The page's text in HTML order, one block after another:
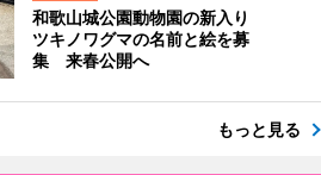
和歌山城公園動物園の新入り
ツキノワグマの名前と絵を募
集 来春公開へ
もっと見る